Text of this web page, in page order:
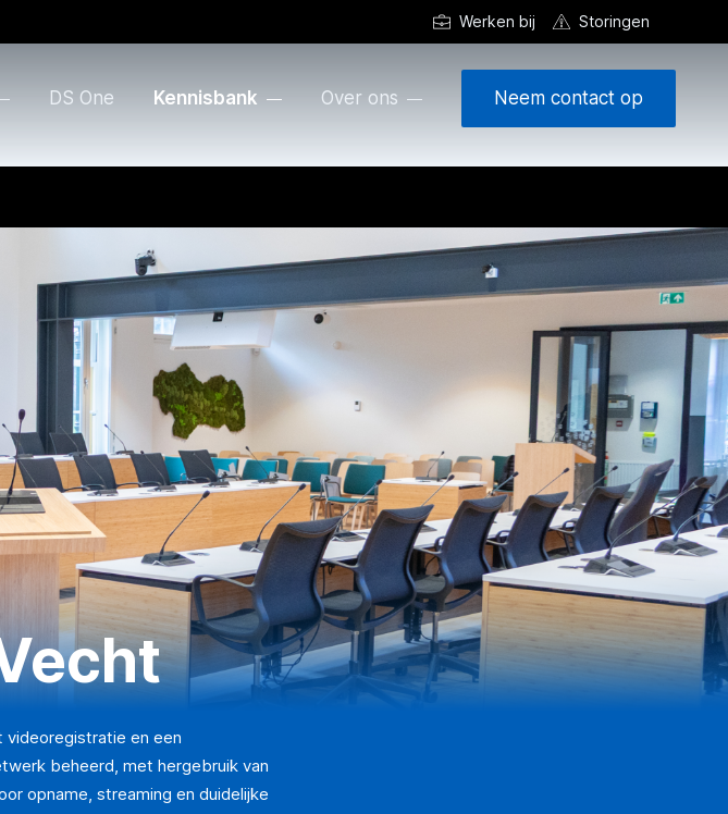
Werken bij Storingen
DS One Kennisbank Over ons Neem contact op
videoregistratie en een
beheerd, met hergebruik van
opname, streaming en duidelijke